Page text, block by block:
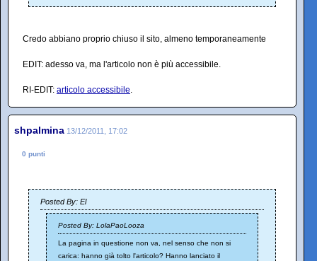
Credo abbiano proprio chiuso il sito, almeno temporaneamente
EDIT: adesso va, ma l'articolo non è più accessibile.
RI-EDIT: articolo accessibile.
shpalmina 13/12/2011, 17:02
0 punti
Posted By: El
Posted By: LolaPaoLooza
La pagina in questione non va, nel senso che non si
carica: hanno già tolto l'articolo? Hanno lanciato il